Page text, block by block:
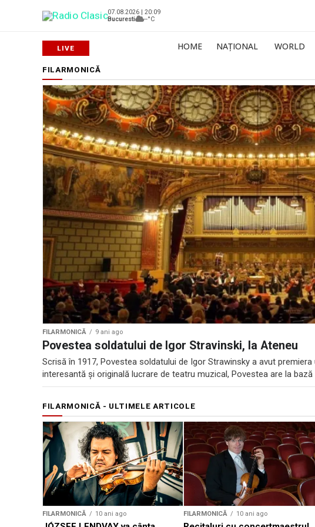
07.08.2026 | 20:09
Bucuresti
--°C
HOME NAȚIONAL WORLD
FILARMONICĂ
FILARMONICĂ 9 ani ago
Povestea soldatului de Igor Stravinski, la Ateneu
Scrisă în 1917, Povestea soldatului de Igor Strawinsky a avut
interesantă și originală lucrare de teatru muzical, Povestea are la bază
FILARMONICĂ - ULTIMELE ARTICOLE
FILARMONICĂ 10 ani ago FILARMONICĂ 10 ani ago